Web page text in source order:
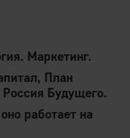
Маркетинг.
План
Будущего.
работает на